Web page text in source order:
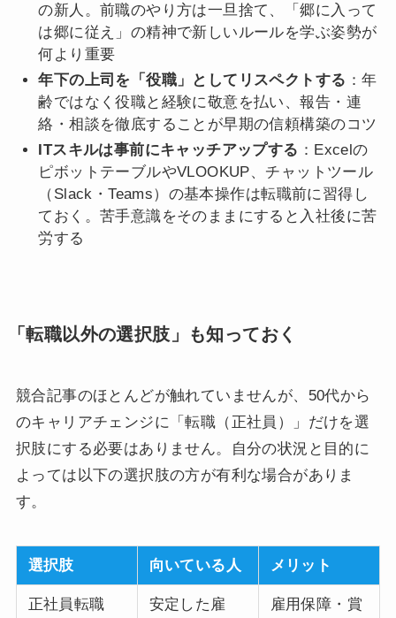
の新人。前職のやり方は一旦捨て、「郷に入って
は郷に従え」の精神で新しいルールを学ぶ姿勢が
何より重要
年下の上司を「役職」としてリスペクトする ：年
齢ではなく役職と経験に敬意を払い、報告・連
絡・相談を徹底することが早期の信頼構築のコツ
ITスキルは事前にキャッチアップする ：Excelの
ピボットテーブルやVLOOKUP、チャットツール
（Slack・Teams）の基本操作は転職前に習得し
ておく。苦手意識をそのままにすると入社後に苦
労する
「転職以外の選択肢」も知っておく
競合記事のほとんどが触れていませんが、50代から
のキャリアチェンジに「転職（正社員）」だけを選
択肢にする必要はありません。自分の状況と目的に
よっては以下の選択肢の方が有利な場合がありま
す。
選択肢 向いている人 メリット
正社員転職
安定した雇
雇用保障・賞